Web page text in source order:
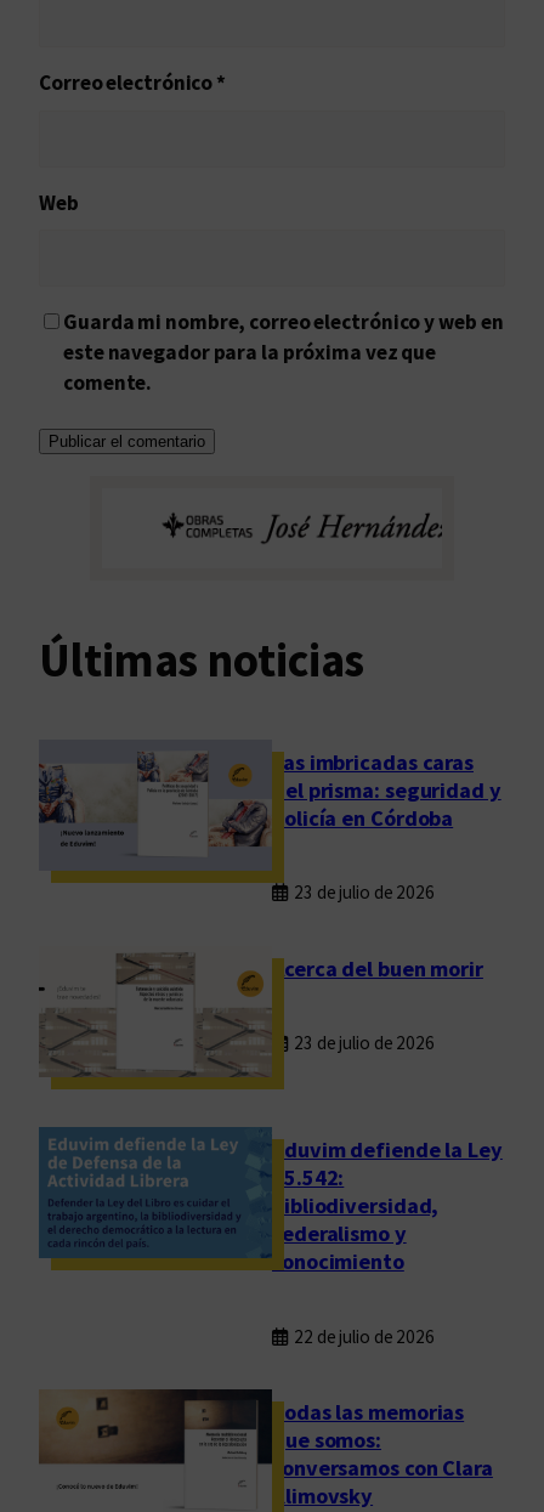
Correo electrónico*
Web
Guarda mi nombre, correo electrónico y web en
este navegador para la próxima vez que
comente.
Últimas noticias
Las imbricadas caras
del prisma: seguridad y
policía en Córdoba
23 de julio de 2026
Acerca del buen morir
23 de julio de 2026
Eduvim defiende la Ley
25.542:
bibliodiversidad,
federalismo y
conocimiento
22 de julio de 2026
Todas las memorias
que somos:
conversamos con Clara
Klimovsky